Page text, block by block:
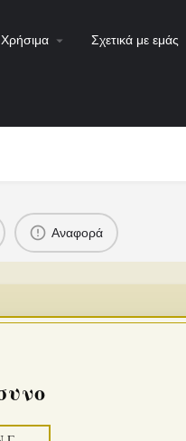
Χρήσιμα Σχετικά με εμάς
Αναφορά